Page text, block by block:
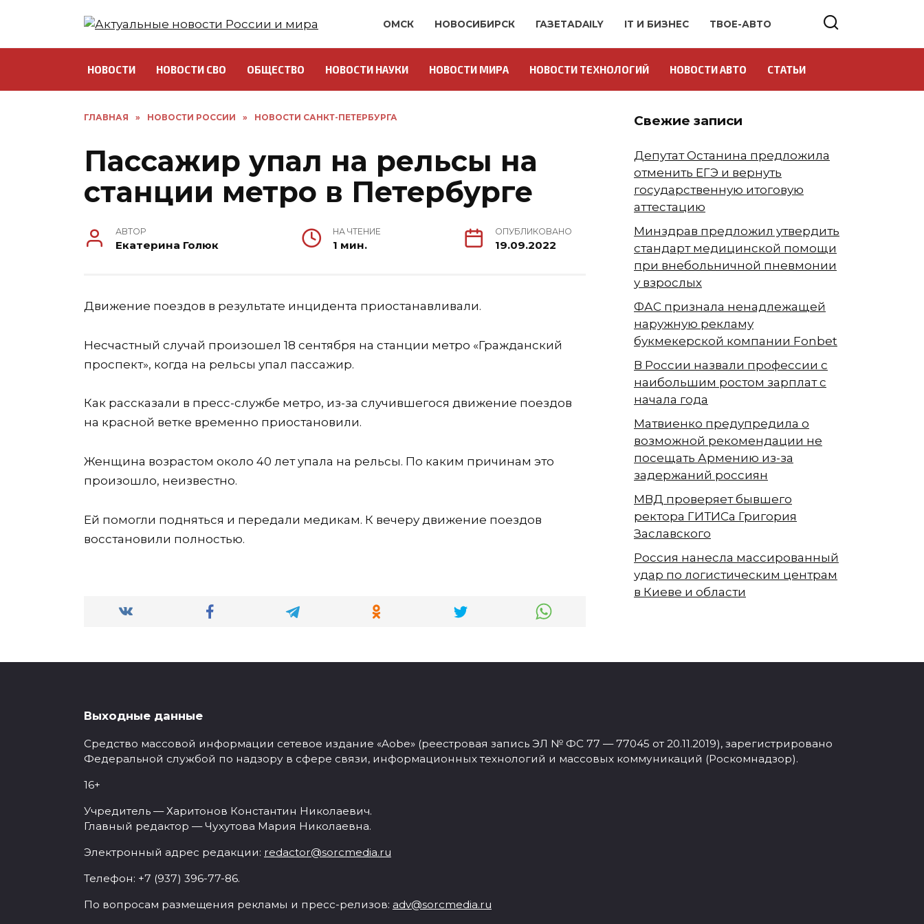
ОМСК НОВОСИБИРСК ГАЗЕТАDAILY IT И БИЗНЕС ТВОЕ-АВТО
НОВОСТИ НОВОСТИ СВО ОБЩЕСТВО НОВОСТИ НАУКИ НОВОСТИ МИРА НОВОСТИ ТЕХНОЛОГИЙ НОВОСТИ АВТО СТАТЬИ
ГЛАВНАЯ » НОВОСТИ РОССИИ » НОВОСТИ САНКТ-ПЕТЕРБУРГА
Пассажир упал на рельсы на
станции метро в Петербурге
АВТОР
Екатерина Голюк
НА ЧТЕНИЕ
1 мин.
ОПУБЛИКОВАНО
19.09.2022
Движение поездов в результате инцидента приостанавливали.
Несчастный случай произошел 18 сентября на станции метро «Гражданский
проспект», когда на рельсы упал пассажир.
Как рассказали в пресс-службе метро, из-за случившегося движение поездов
на красной ветке временно приостановили.
Женщина возрастом около 40 лет упала на рельсы. По каким причинам это
произошло, неизвестно.
Ей помогли подняться и передали медикам. К вечеру движение поездов
восстановили полностью.
Свежие записи
Депутат Останина предложила
отменить ЕГЭ и вернуть
государственную итоговую
аттестацию
Минздрав предложил утвердить
стандарт медицинской помощи
при внебольничной пневмонии
у взрослых
ФАС признала ненадлежащей
наружную рекламу
букмекерской компании Fonbet
В России назвали профессии с
наибольшим ростом зарплат с
начала года
Матвиенко предупредила о
возможной рекомендации не
посещать Армению из-за
задержаний россиян
МВД проверяет бывшего
ректора ГИТИСа Григория
Заславского
Россия нанесла массированный
удар по логистическим центрам
в Киеве и области
Выходные данные
Средство массовой информации сетевое издание «Aobe» (реестровая запись ЭЛ № ФС 77 — 77045 от 20.11.2019), зарегистрировано
Федеральной службой по надзору в сфере связи, информационных технологий и массовых коммуникаций (Роскомнадзор).
16+
Учредитель — Харитонов Константин Николаевич.
Главный редактор — Чухутова Мария Николаевна.
Электронный адрес редакции: redactor@sorcmedia.ru
Телефон: +7 (937) 396-77-86.
По вопросам размещения рекламы и пресс-релизов: adv@sorcmedia.ru